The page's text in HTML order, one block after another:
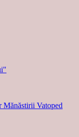
Vatoped